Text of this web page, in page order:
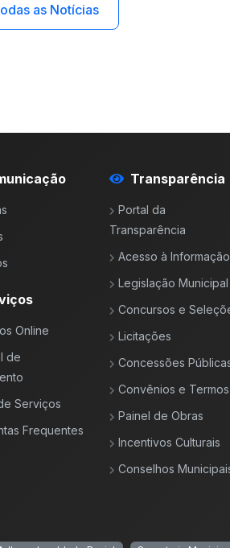
as Notícias
Online
de
Serviços
Frequentes
Transparência
Portal da
Transparência
Acesso à Informação
Legislação Municipal
Concursos e
Licitações
Concessões
Convênios e Termos
Painel de Obras
Incentivos Culturais
Conselhos